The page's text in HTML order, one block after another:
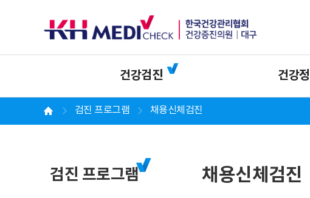
건강검진 건강
검진 프로그램 채용신체검진
검진 프로그램 채용신체검진